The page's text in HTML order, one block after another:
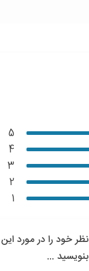
5
4
3
2
1
نظر خود را در مورد
بنویسید ...